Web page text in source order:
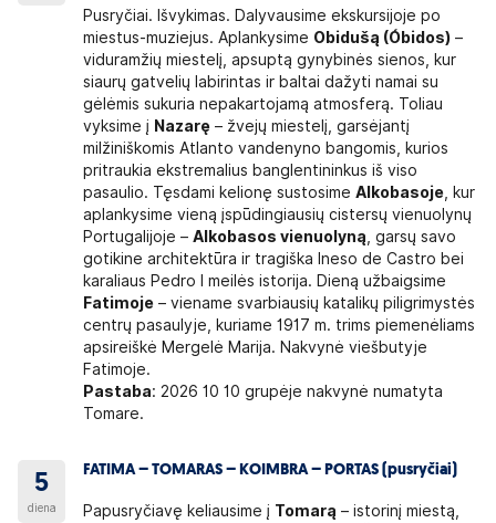
Pusryčiai. Išvykimas. Dalyvausime ekskursijoje po
miestus-muziejus. Aplankysime Obidušą (Óbidos) –
viduramžių miestelį, apsuptą gynybinės sienos, kur
siaurų gatvelių labirintas ir baltai dažyti namai su
gėlėmis sukuria nepakartojamą atmosferą. Toliau
vyksime į Nazarę – žvejų miestelį, garsėjantį
milžiniškomis Atlanto vandenyno bangomis, kurios
pritraukia ekstremalius banglentininkus iš viso
pasaulio. Tęsdami kelionę sustosimeAlkobasoje , kur
aplankysime vieną įspūdingiausių cistersų vienuolynų
Portugalijoje –Alkobasos vienuolyną , garsų savo
gotikine architektūra ir tragiška Ineso de Castro bei
karaliaus Pedro I meilės istorija. Dieną užbaigsime
Fatimoje – viename svarbiausių katalikų piligrimystės
centrų pasaulyje, kuriame 1917 m. trims piemenėliams
apsireiškė Mergelė Marija. Nakvynė viešbutyje
Fatimoje.
Pastaba: 2026 10 10 grupėje nakvynė numatyta
Tomare.
5
diena
FATIMA – TOMARAS – KOIMBRA – PORTAS (pusryčiai)
Papusryčiavę keliausime į Tomarą – istorinį miestą,